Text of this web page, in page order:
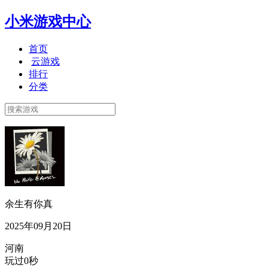
小米游戏中心
首页
云游戏
排行
分类
余生有你真
2025年09月20日
河南
玩过0秒